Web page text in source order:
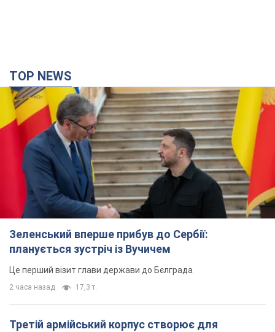
TOP NEWS
Зеленський вперше прибув до Сербії:
планується зустріч із Вучичем
Це перший візит глави держави до Бєлграда
2 часа назад 17,3 т.
Третій армійський корпус створює для